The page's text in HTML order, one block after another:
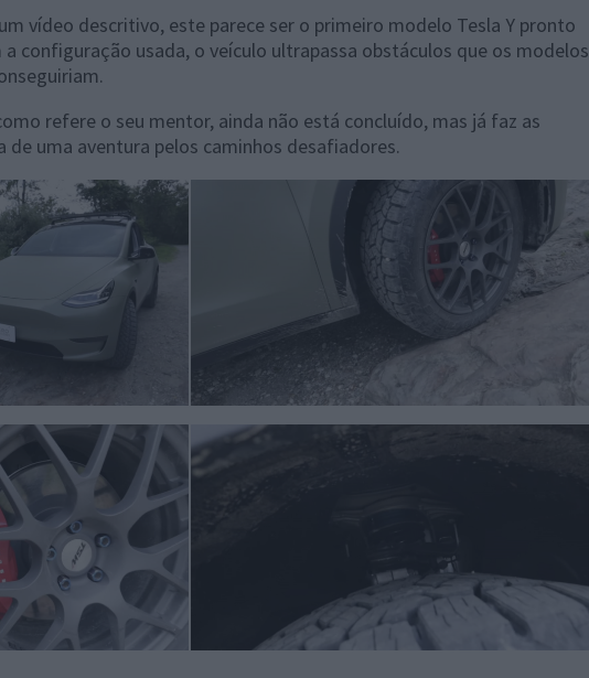
vídeo descritivo, este parece ser o primeiro modelo Tesla Y pronto
configuração usada, o veículo ultrapassa obstáculos que os modelos
refere o seu mentor, ainda não está concluído, mas já faz as
de uma aventura pelos caminhos desafiadores.